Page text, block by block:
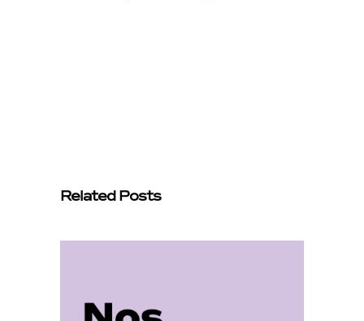
Related Posts